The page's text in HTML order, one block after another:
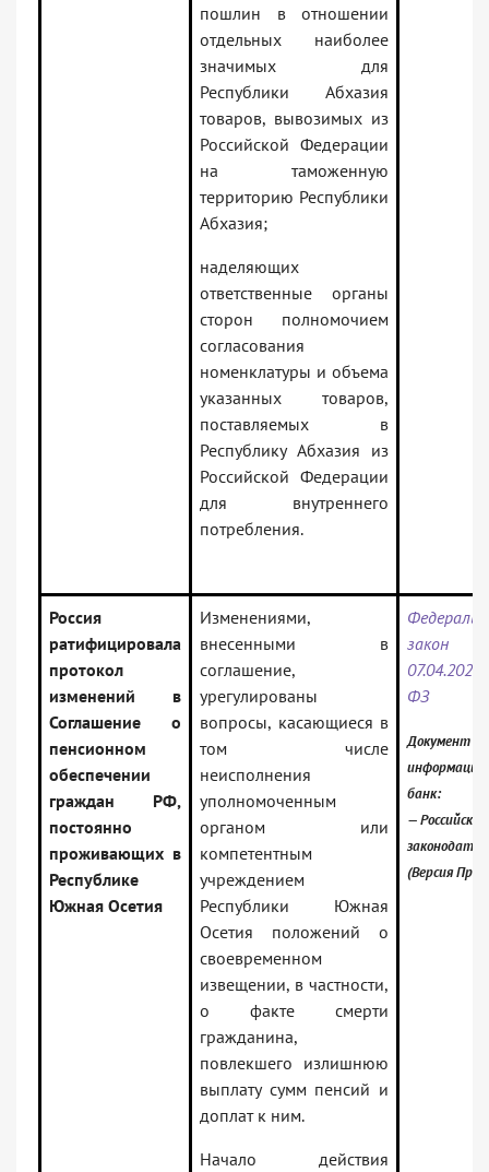
пошлин в отношении
отдельных наиболее
значимых для
Республики Абхазия
товаров, вывозимых из
Российской Федерации
на таможенную
территорию Республики
Абхазия;
наделяющих
ответственные органы
сторон полномочием
согласования
номенклатуры и объема
указанных товаров,
поставляемых в
Республику Абхазия из
Российской Федерации
для внутреннего
потребления.
Россия
ратифицировала
протокол
изменений в
Соглашение о
пенсионном
обеспечении
граждан РФ,
постоянно
проживающих в
Республике
Южная Осетия
Изменениями,
внесенными в
соглашение,
урегулированы
вопросы, касающиеся в
том числе
неисполнения
уполномоченным
органом или
компетентным
учреждением
Республики Южная
Осетия положений о
своевременном
извещении, в частности,
о факте смерти
гражданина,
повлекшего излишнюю
выплату сумм пенсий и
доплат к ним.
Начало действия
ФЗ
Документ
банк:
— Российское
(Версия